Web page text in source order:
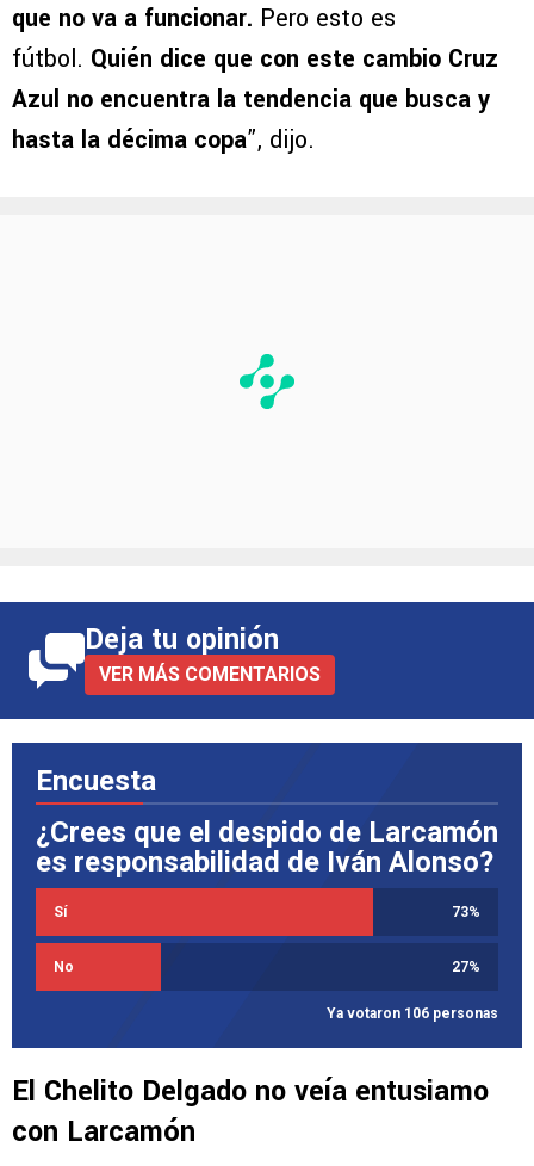
que no va a funcionar. Pero esto es
fútbol. Quién dice que con este cambio Cruz
Azul no encuentra la tendencia que busca y
hasta la décima copa”, dijo.
Deja tu opinión
VER MÁS COMENTARIOS
Encuesta
¿Crees que el despido de Larcamón
es responsabilidad de Iván Alonso?
Sí 73%
No 27%
Ya votaron 106 personas
El Chelito Delgado no veía entusiamo
con Larcamón